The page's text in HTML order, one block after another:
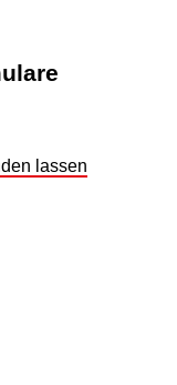
lassen